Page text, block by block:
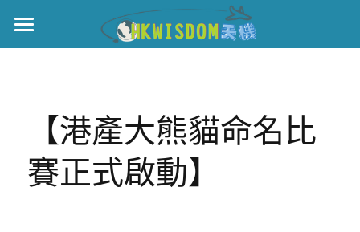
主頁
伊美戰爭
黎智英案
【港產大熊貓命名比
賽正式啟動】